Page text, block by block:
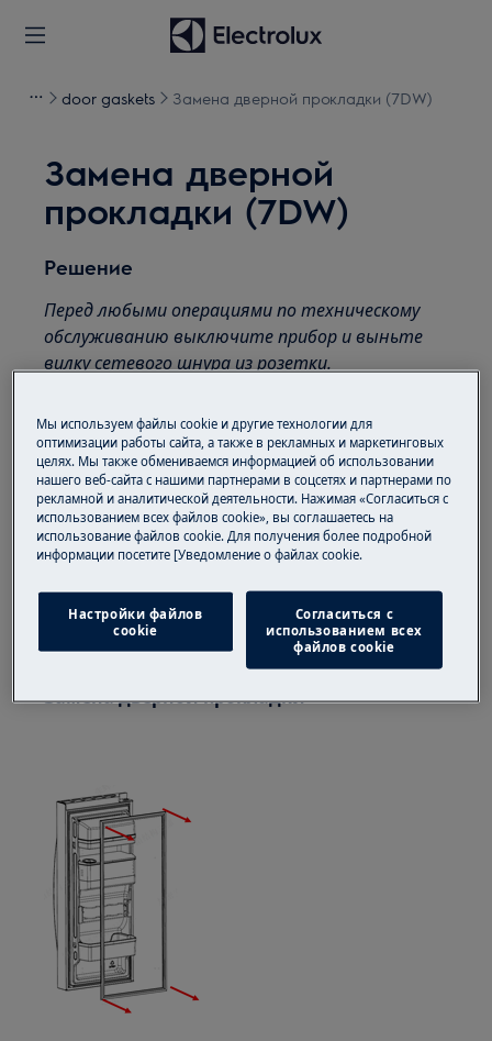
door gaskets Замена дверной прокладки (7DW)
Замена дверной
прокладки (7DW)
Решение
Перед любыми операциями по техническому
обслуживанию выключите прибор и выньте
вилку сетевого шнура из розетки.
приборов, для тяжелых приборов необходимо,
чтобы их перемещали вдвоем.
Всегда используйте защитные перчатки и
закрытую обувь.
или непрофессиональный ремонт может
иметь последствия для безопасности, если не
будет выполнен должным образом.
Замена дверной прокладки
Мы используем файлы cookie и другие технологии для
оптимизации работы сайта, а также в рекламных и маркетинговых
целях. Мы также обмениваемся информацией об использовании
нашего веб-сайта с нашими партнерами в соцсетях и партнерами по
рекламной и аналитической деятельности. Нажимая «Согласиться с
использованием всех файлов cookie», вы соглашаетесь на
использование файлов cookie. Для получения более подробной
информации посетите [Уведомление о файлах cookie.
Настройки файлов
cookie
Согласиться с
использованием всех
файлов cookie